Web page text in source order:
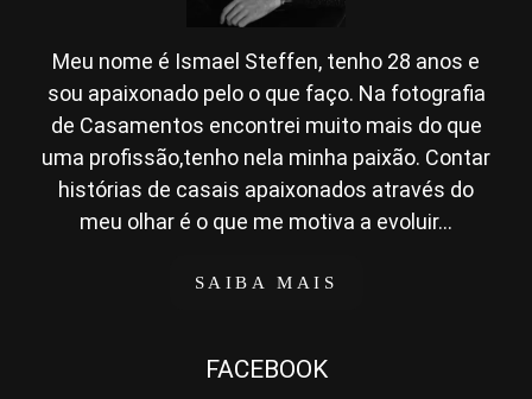
Meu nome é Ismael Steffen, tenho 28 anos e
sou apaixonado pelo o que faço. Na fotografia
de Casamentos encontrei muito mais do que
uma profissão,tenho nela minha paixão. Contar
histórias de casais apaixonados através do
meu olhar é o que me motiva a evoluir...
SAIBA MAIS
FACEBOOK